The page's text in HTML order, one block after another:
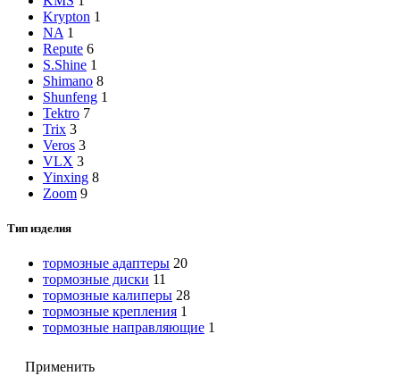
Krypton 1
NA 1
Repute 6
S.Shine 1
Shimano 8
Shunfeng 1
Tektro 7
Trix 3
Veros 3
VLX 3
Yinxing 8
Zoom 9
Тип изделия
тормозные адаптеры 20
тормозные диски 11
тормозные калиперы 28
тормозные крепления 1
тормозные направляющие 1
Применить